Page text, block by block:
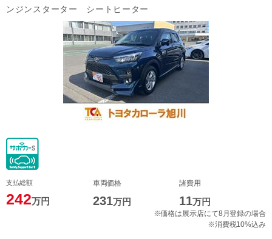
ンジンスターター シートヒーター
支払総額
242万円
車両価格
231万円
諸費用
11万円
※価格は展示店にて8月登録の場合
※消費税10%込み